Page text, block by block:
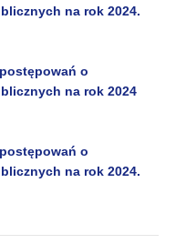
na rok 2024.
o
na rok 2024
o
na rok 2024.